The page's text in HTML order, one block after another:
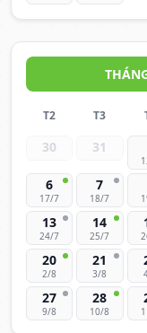
T2 T3
30 31
6
17/7
7
18/7
13
24/7
14
25/7
20
2/8
21
3/8
27
9/8
28
10/8